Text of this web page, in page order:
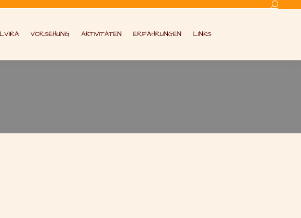
Search:
VORSEHUNG AKTIVITÄTEN ERFAHRUNGEN LINKS